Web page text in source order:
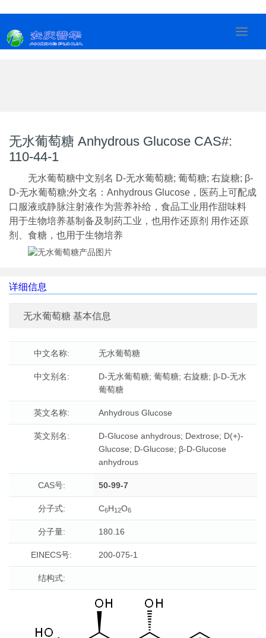
无水葡萄糖 Anhydrous Glucose CAS#:
110-44-1
无水葡萄糖中文别名 D-无水葡萄糖; 葡萄糖; 右旋糖; β-
D-无水葡萄糖;外文名：Anhydrous Glucose，医药上可配成
口服液或静脉注射液作为营养补给，食品工业用作甜味料
用于生物培养基制备及制药工业，也用作还原剂 用作还原
剂、食糖，也用于生物培养
详细信息
中文名称: 无水葡萄糖
D-无水葡萄糖; 葡萄糖; 右旋糖; β-D-无水
葡萄糖
英文名称: Anhydrous Glucose
D-Glucose anhydrous; Dextrose; D(+)-
Glucose; D-Glucose; β-D-Glucose
anhydrous
CAS号: 50-99-7
分子式: C H O
分子量: 180.16
EINECS号: 200-075-1
结构式: